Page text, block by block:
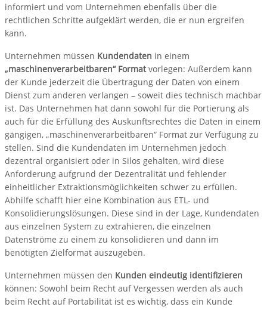
informiert und vom Unternehmen ebenfalls über die
rechtlichen Schritte aufgeklärt werden, die er nun ergreifen
kann.
Unternehmen müssen Kundendaten in einem
„maschinenverarbeitbaren“ Formatvorlegen: Außerdem kann
der Kunde jederzeit die Übertragung der Daten von einem
Dienst zum anderen verlangen – soweit dies technisch machbar
ist. Das Unternehmen hat dann sowohl für die Portierung als
auch für die Erfüllung des Auskunftsrechtes die Daten in einem
gängigen, „maschinenverarbeitbaren“ Format zur Verfügung zu
stellen. Sind die Kundendaten im Unternehmen jedoch
dezentral organisiert oder in Silos gehalten, wird diese
Anforderung aufgrund der Dezentralität und fehlender
einheitlicher Extraktionsmöglichkeiten schwer zu erfüllen.
Abhilfe schafft hier eine Kombination aus ETL- und
Konsolidierungslösungen. Diese sind in der Lage, Kundendaten
aus einzelnen System zu extrahieren, die einzelnen
Datenströme zu einem zu konsolidieren und dann im
benötigten Zielformat auszugeben.
Unternehmen müssen den Kunden eindeutig identifizieren
können: Sowohl beim Recht auf Vergessen werden als auch
beim Recht auf Portabilität ist es wichtig, dass ein Kunde